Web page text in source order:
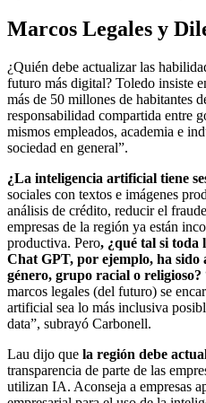
Marcos Legales y
¿Quién debe actualizar las
futuro más digital? Toledo insiste
más de 50 millones de habitantes
responsabilidad compartida entre
mismos empleados, academia e
sociedad en general”.
¿La inteligencia artificial tiene
sociales con textos e imágenes
análisis de crédito, reducir el
empresas de la región ya están
productiva. Pero, ¿qué tal si toda
Chat GPT, por ejemplo, ha sido
género, grupo racial o religioso?
marcos legales (del futuro) se
artificial sea lo más inclusiva
data”, subrayó Carbonell.
Lau dijo que la región debe
transparencia de parte de las
utilizan IA. Aconseja a empresas